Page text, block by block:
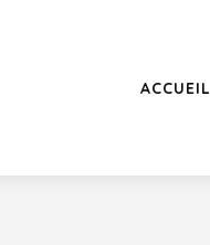
ACCUEIL